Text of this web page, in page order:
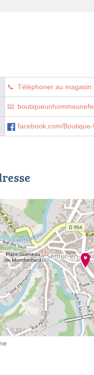
Téléphoner au magasin
facebook.com/